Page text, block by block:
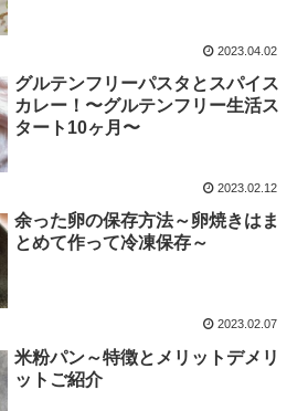
2023.04.02
グルテンフリーパスタとスパイス
カレー！〜グルテンフリー生活ス
タート10ヶ月〜
2023.02.12
余った卵の保存方法～卵焼きはま
とめて作って冷凍保存～
2023.02.07
米粉パン～特徴とメリットデメリ
ットご紹介